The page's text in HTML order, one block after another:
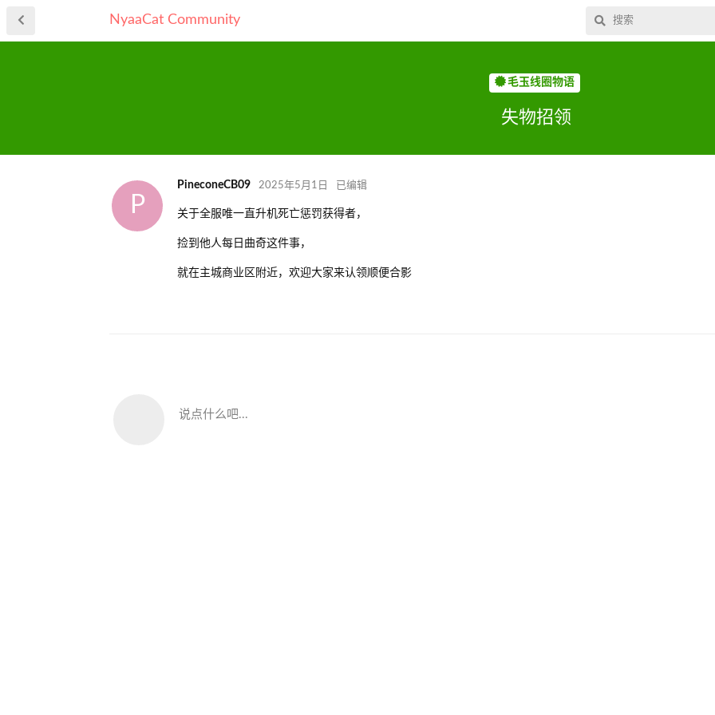
NyaaCat Community
毛玉线圈物语
失物招领
P
PineconeCB09 2025年5月1日 已编辑
关于全服唯一直升机死亡惩罚获得者，
捡到他人每日曲奇这件事，
就在主城商业区附近，欢迎大家来认领顺便合影
说点什么吧...